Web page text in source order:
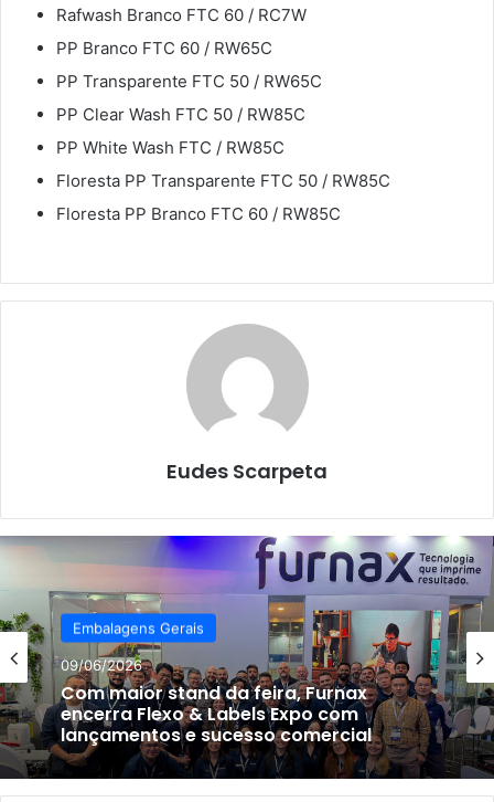
Rafwash Branco FTC 60 / RC7W
PP Branco FTC 60 / RW65C
PP Transparente FTC 50 / RW65C
PP Clear Wash FTC 50 / RW85C
PP White Wash FTC / RW85C
Floresta PP Transparente FTC 50 / RW85C
Floresta PP Branco FTC 60 / RW85C
Eudes Scarpeta
Embalagens Gerais
09/06/2026
Com maior stand da feira, Furnax
encerra Flexo & Labels Expo com
lançamentos e sucesso comercial